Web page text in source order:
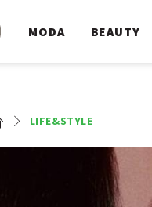
MODA BEAUTY
LIFE&STYLE